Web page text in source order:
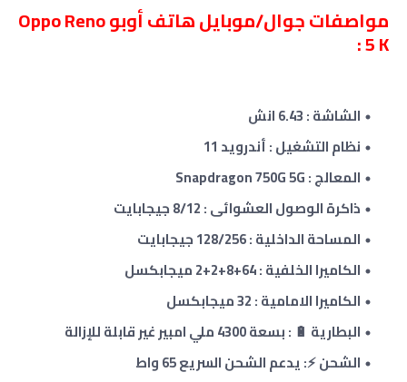
مواصفات جوال/موبايل هاتف أوبو Oppo Reno
5 K :
الشاشة : 6.43 انش
نظام التشغيل : أندرويد 11
المعالج : Snapdragon 750G 5G
ذاكرة الوصول العشوائى :8/12جيجابايت
المساحة الداخلية :128/256جيجابايت
الكاميرا الخلفية : 64+8+2
+2 ميجابكسل
الكاميرا الامامية : 32 ميجابكسل
البطارية 🔋 : بسعة 4300 ملي امبير غير قابلة للإزالة
الشحن ⚡: يدعم الشحن السريع65 واط